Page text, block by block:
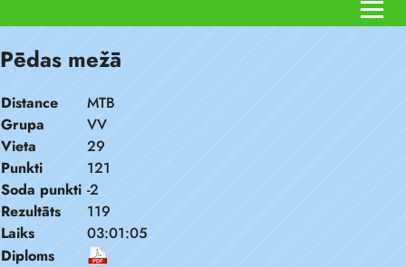
Pēdas mežā
Distance
MTB
Grupa
VV
Vieta
29
Punkti
121
Soda punkti -2
Rezultāts
119
Laiks
03:01:05
Diploms